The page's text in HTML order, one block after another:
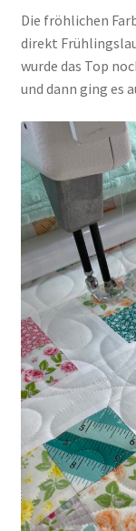
Die fröhlichen
direkt
wurde das Top
und dann ging es